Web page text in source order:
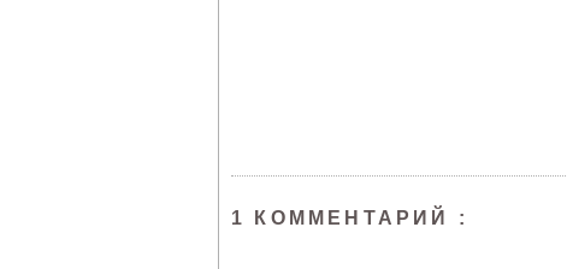
1 КОММЕНТАРИЙ :